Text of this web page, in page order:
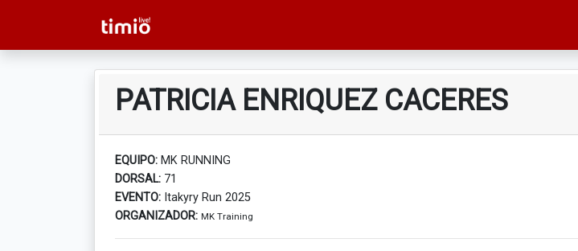
PATRICIA ENRIQUEZ CACERES
EQUIPO: MK RUNNING
DORSAL: 71
EVENTO: Itakyry Run 2025
ORGANIZADOR: MK Training